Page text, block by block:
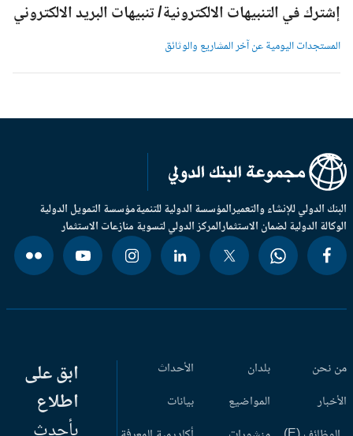
إشترك في التنبيهات الالكترونية/ تنبيهات البريد الالكتروني
المستجدات اليومية عن آخر المشاريع والوثائق
الدولي للإنشاء والتعميرالمؤسسة الدولية للتنميةمؤسسة التمويل الدولية
الدولية لضمان الاستثمارالمركز الدولي لتسوية منازعات الاستثمار
نحن
بلدان
المواضيع
الأحداث
بيانات
ابق على
اطلاع